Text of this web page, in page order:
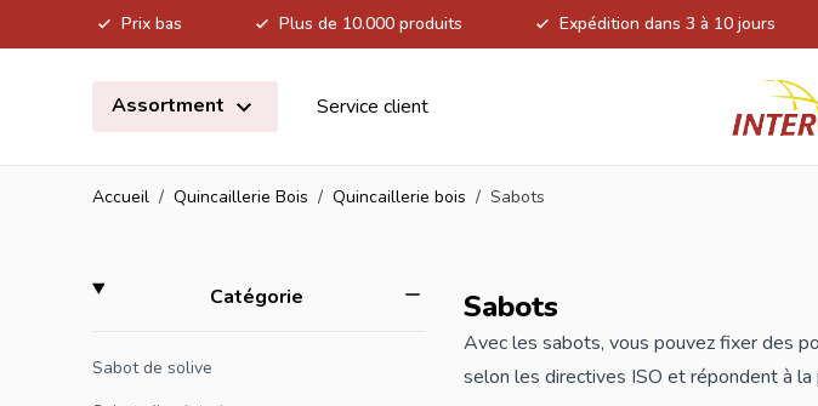
Prix bas Plus de 10.000 produits Expédition dans 3 à 10 jours
Assortment
Service client
Accueil / Quincaillerie Bois / Quincaillerie bois / Sabots
Skip to product list
Catégoriefilter
Sabot de solive
Sabots
Avec les sabots, vous pouvez fixer des
selon les directives ISO et répondent à